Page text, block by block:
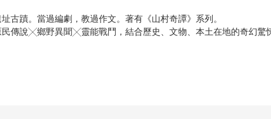
古蹟。當過編劇，教過作文。著有《山村奇譚》系列。
傳說╳鄉野異聞╳靈能戰鬥，結合歷史、文物、本土在地的奇幻驚